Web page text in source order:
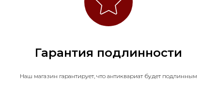
Гарантия подлинности
Наш магазин гарантирует, что антиквариат будет подлинным